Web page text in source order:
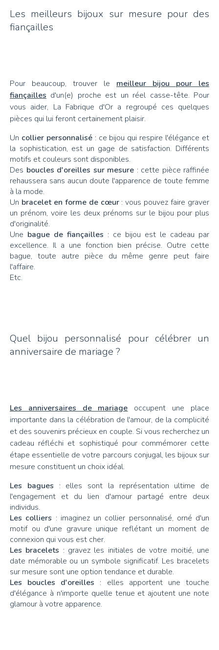
Les meilleurs bijoux sur mesure pour des
fiançailles
Pour beaucoup, trouver le meilleur bijou pour les
fiançailles d'un(e) proche est un réel casse-tête. Pour
vous aider, La Fabrique d'Or a regroupé ces quelques
pièces qui lui feront certainement plaisir.
Un collier personnalisé: ce bijou qui respire l'élégance et
la sophistication, est un gage de satisfaction. Différents
motifs et couleurs sont disponibles.
Des boucles d'oreilles sur mesure : cette pièce raffinée
rehaussera sans aucun doute l'apparence de toute femme
à la mode.
Un bracelet en forme de cœur: vous pouvez faire graver
un prénom, voire les deux prénoms sur le bijou pour plus
d'originalité.
Une bague de fiançailles : ce bijou est le cadeau par
excellence. Il a une fonction bien précise. Outre cette
bague, toute autre pièce du même genre peut faire
l'affaire.
Etc.
Quel bijou personnalisé pour célébrer un
anniversaire de mariage ?
Les anniversaires de mariage occupent une place
importante dans la célébration de l'amour, de la complicité
et des souvenirs précieux en couple. Si vous recherchez un
cadeau réfléchi et sophistiqué pour commémorer cette
étape essentielle de votre parcours conjugal, les bijoux sur
mesure constituent un choix idéal.
Les bagues : elles sont la représentation ultime de
l'engagement et du lien d'amour partagé entre deux
individus.
Les colliers : imaginez un collier personnalisé, orné d'un
motif ou d'une gravure unique reflétant un moment de
connexion qui vous est cher.
Les bracelets : gravez les initiales de votre moitié, une
date mémorable ou un symbole significatif. Les bracelets
sur mesure sont une option tendance et durable.
Les boucles d'oreilles : elles apportent une touche
d'élégance à n'importe quelle tenue et ajoutent une note
glamour à votre apparence.